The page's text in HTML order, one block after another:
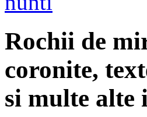
Rochii de
coronite,
si multe